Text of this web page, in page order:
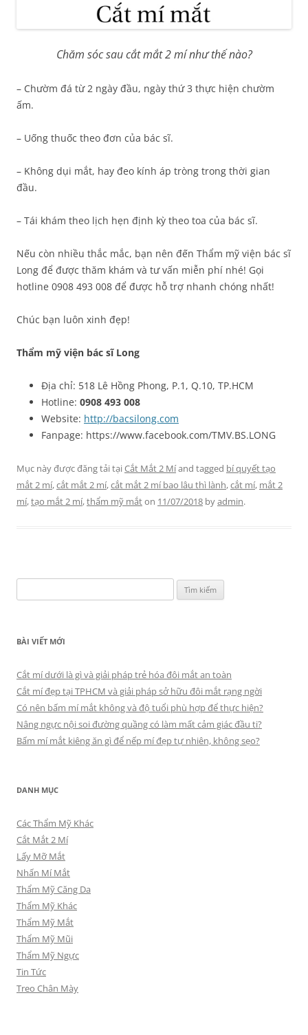
Chăm sóc sau cắt mắt 2 mí như thế nào?
– Chườm đá từ 2 ngày đầu, ngày thứ 3 thực hiện chườm
ấm.
– Uống thuốc theo đơn của bác sĩ.
– Không dụi mắt, hay đeo kính áp tròng trong thời gian
đầu.
– Tái khám theo lịch hẹn định kỳ theo toa của bác sĩ.
Nếu còn nhiều thắc mắc, bạn nên đến Thẩm mỹ viện bác sĩ
Long để được thăm khám và tư vấn miễn phí nhé! Gọi
hotline 0908 493 008 để được hỗ trợ nhanh chóng nhất!
Chúc bạn luôn xinh đẹp!
Thẩm mỹ viện bác sĩ Long
Địa chỉ: 518 Lê Hồng Phong, P.1, Q.10, TP.HCM
Hotline: 0908 493 008
Website: http://bacsilong.com
Fanpage: https://www.facebook.com/TMV.BS.LONG
Mục này được đăng tải tạiCắt Mắt 2 Míand tagged bí quyết tạo
mắt 2 mí,cắt mắt 2 mí,cắt mắt 2 mí bao lâu thì lành,cắt mí, mắt 2
mí,tạo mắt 2 mí,thẩm mỹ mắton 11/07/2018 byadmin.
kiếm
BÀI VIẾT MỚI
Cắt mí dưới là gì và giải pháp trẻ hóa đôi mắt an toàn
Cắt mí đẹp tại TPHCM và giải pháp sở hữu đôi mắt rạng ngời
Có nên bấm mí mắt không và độ tuổi phù hợp để thực hiện?
Nâng ngực nội soi đường quầng có làm mất cảm giác đầu ti?
Bấm mí mắt kiêng ăn gì để nếp mí đẹp tự nhiên, không sẹo?
DANH MỤC
Các Thẩm Mỹ Khác
Cắt Mắt 2 Mí
Lấy Mỡ Mắt
Nhấn Mí Mắt
Thẩm Mỹ Căng Da
Thẩm Mỹ Khác
Thẩm Mỹ Mắt
Thẩm Mỹ Mũi
Thẩm Mỹ Ngực
Tin Tức
Treo Chân Mày